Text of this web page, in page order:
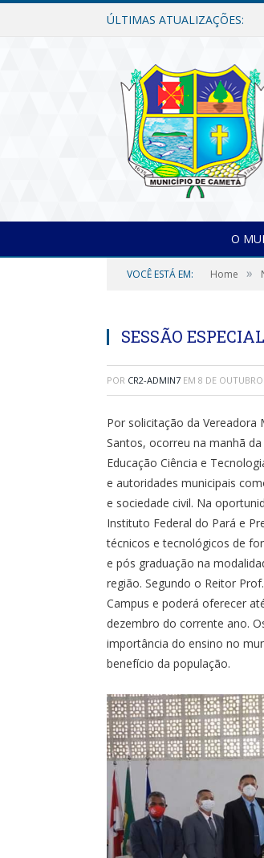
ÚLTIMAS ATUALIZAÇÕES:
O
VOCÊ ESTÁ EM: Home »
SESSÃO
POR CR2-ADMIN7 EM 8 DE
Por solicitação da Vereadora
Santos, ocorreu na manhã
Educação Ciência e
e autoridades municipais
e sociedade civil. Na
Instituto Federal do Pará e
técnicos e tecnológicos de
e pós graduação na
região. Segundo o Reitor
Campus e poderá oferecer
dezembro do corrente ano.
importância do ensino no
benefício da população.